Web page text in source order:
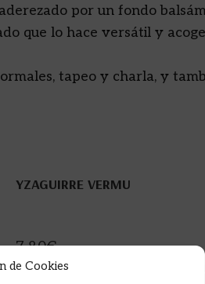
de Cookies
por un fondo
que lo hace versátil y
tapeo y charla, y
YZAGUIRRE VERMU
7,80€